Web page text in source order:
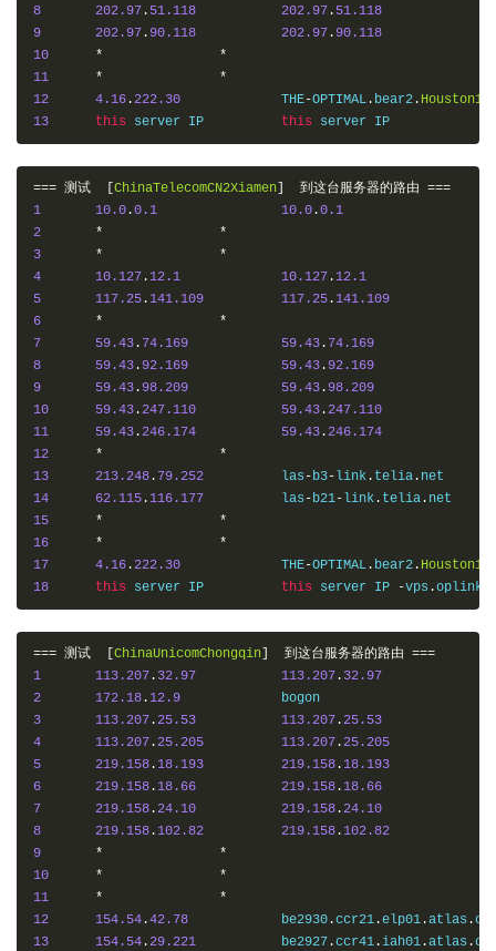
8
202.97 . 51.118 202.97 . 51.118
9
202.97 .90.118 202.97 .90.118
10
*
*
11
*
*
12
4.16 .222.30
     	THE
-OPTIMAL . bear2 . Houston1
13
this this
=== 测试 ChinaTelecomCN2Xiamen 到这台服务器的路由 ===
1
10.0 .0.1 10.0 .0.1
2
*
*
3
*
*
4
10.127 . 12.1 10.127 . 12.1
5
117.25 . 141.109 117.25 . 141.109
6
*
*
7
59.43 . 74.169 59.43 . 74.169
8
59.43 .92.169 59.43 .92.169
9
59.43 .98.209 59.43 .98.209
10
59.43 .247.110 59.43 .247.110
11
59.43 .246.174 59.43 .246.174
12
*
*
13
213.248 . 79.252
  	las
-b3- link . telia .
14
62.115 . 116.177
  	las
-b21- link . telia .
15
*
*
16
*
*
17
4.16 .222.30
     	THE
-OPTIMAL . bear2 . Houston1
18
this this server IP -vps .oplink
=== 测试 ChinaUnicomChongqin 到这台服务器的路由 ===
1
113.207 . 32.97 113.207 . 32.97
2
172.18 . 12.9
3
113.207 .25.53 113.207 .25.53
4
113.207 .25.205 113.207 .25.205
5
219.158 . 18.193 219.158 . 18.193
6
219.158 . 18.66 219.158 . 18.66
7
219.158 .24.10 219.158 .24.10
8
219.158 . 102.82 219.158 . 102.82
9
*
*
10
*
*
11
*
*
12
154.54 .42.78
    	be2930
.ccr21 .elp01 .atlas .
13
154.54 .29.221
   	be2927
.ccr41 .iah01 .atlas .